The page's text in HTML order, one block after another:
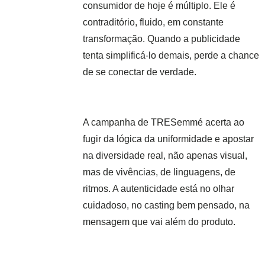
consumidor de hoje é múltiplo. Ele é
contraditório, fluido, em constante
transformação. Quando a publicidade
tenta simplificá-lo demais, perde a chance
de se conectar de verdade.
A campanha de TRESemmé acerta ao
fugir da lógica da uniformidade e apostar
na diversidade real, não apenas visual,
mas de vivências, de linguagens, de
ritmos. A autenticidade está no olhar
cuidadoso, no casting bem pensado, na
mensagem que vai além do produto.